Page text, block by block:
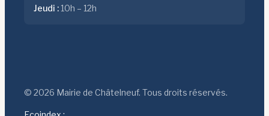
Jeudi : 10h – 12h
© 2026 Mairie de Châtelneuf. Tous droits réservés.